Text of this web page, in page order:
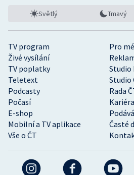
TV program
Pro
Živé vysílání
TV poplatky
Studio
Teletext
Studio
Podcasty
Rada
Počasí
Kariéra
E-shop
Mobilní a TV aplikace
Časté
Vše o ČT
Světlý Tmavý